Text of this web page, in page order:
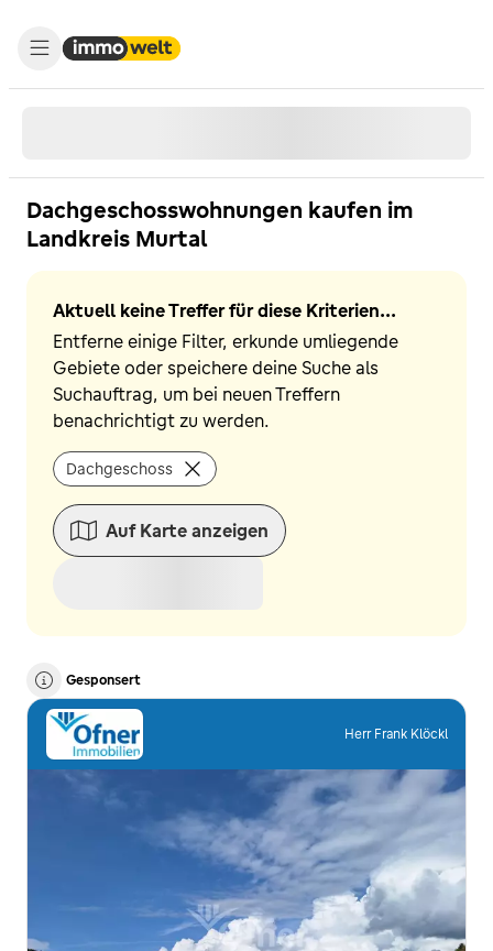
Dachgeschosswohnungen kaufen im
Landkreis Murtal
Aktuell keine Treffer für diese Kriterien...
Entferne einige Filter, erkunde umliegende
Gebiete oder speichere deine Suche als
Suchauftrag, um bei neuen Treffern
benachrichtigt zu werden.
Dachgeschoss
Auf Karte anzeigen
Gesponsert
Herr Frank Klöckl